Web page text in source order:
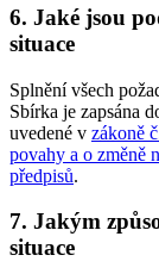
6. Jaké jsou
situace
Splnění všech
Sbírka je zapsána
uvedené v zákoně
povahy a o změně
předpisů.
7. Jakým
situace